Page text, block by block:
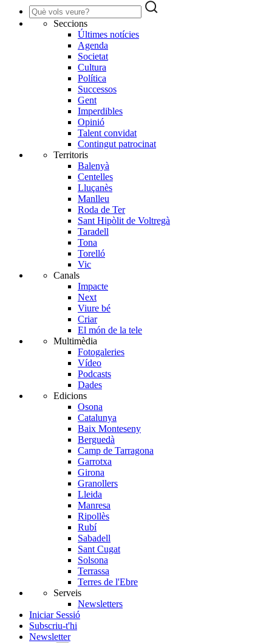
Seccions
Últimes notícies
Agenda
Societat
Cultura
Política
Successos
Gent
Imperdibles
Opinió
Talent convidat
Contingut patrocinat
Territoris
Balenyà
Centelles
Lluçanès
Manlleu
Roda de Ter
Sant Hipòlit de Voltregà
Taradell
Tona
Torelló
Vic
Canals
Impacte
Next
Viure bé
Criar
El món de la tele
Multimèdia
Fotogaleries
Vídeo
Podcasts
Dades
Edicions
Osona
Catalunya
Baix Monteseny
Berguedà
Camp de Tarragona
Garrotxa
Girona
Granollers
Lleida
Manresa
Ripollès
Rubí
Sabadell
Sant Cugat
Solsona
Terrassa
Terres de l'Ebre
Serveis
Newsletters
Iniciar Sessió
Subscriu-t'hi
Newsletter